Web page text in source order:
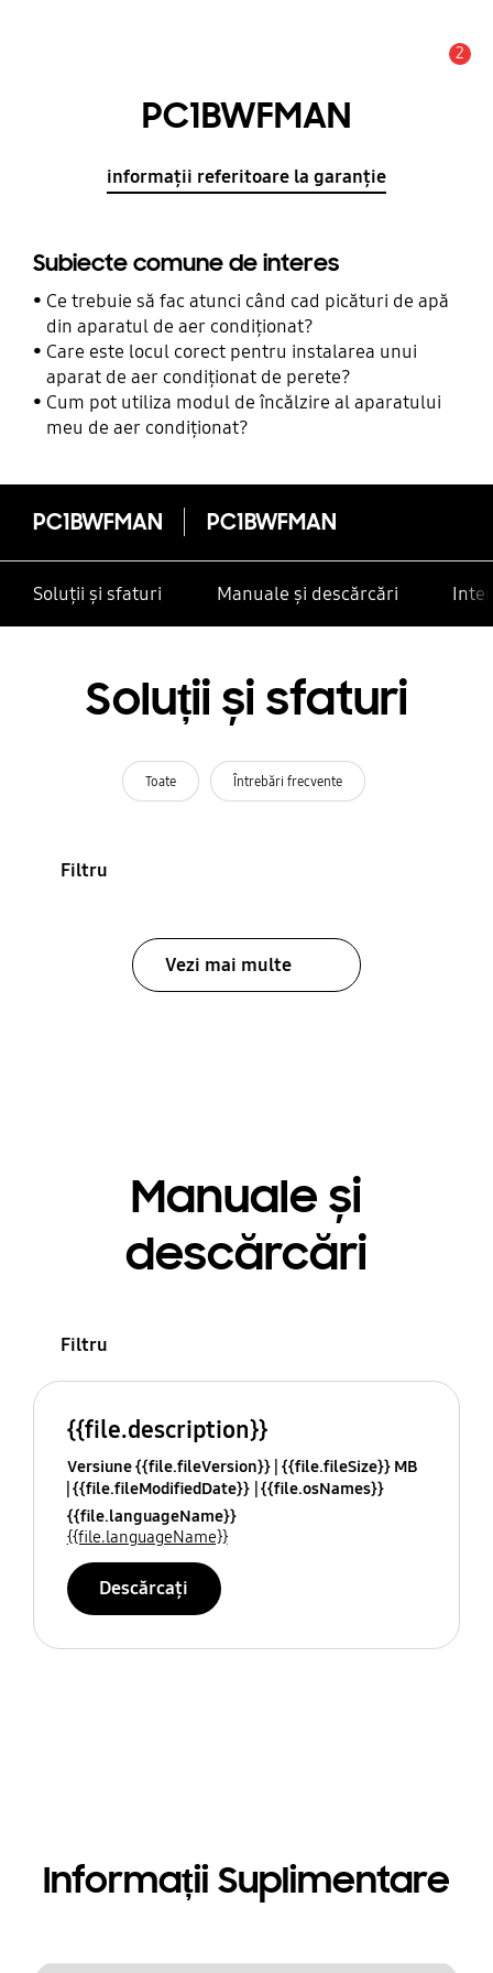
2
PC1BWFMAN
informații referitoare la garanție
Subiecte comune de interes
Ce trebuie să fac atunci când cad picături de apă
din aparatul de aer condiționat?
Care este locul corect pentru instalarea unui
aparat de aer condiționat de perete?
Cum pot utiliza modul de încălzire al aparatului
meu de aer condiționat?
PC1BWFMAN PC1BWFMAN
Soluții și sfaturi Manuale și descărcări
Soluții și sfaturi
Toate Întrebări frecvente
Filtru
Vezi mai multe
Manuale și
descărcări
Filtru
{{file.description}}
Versiune {{file.fileVersion}} {{file.fileSize}} MB
{{file.fileModifiedDate}} {{file.osNames}}
{{file.languageName}}
{{file.languageName}}
Descărcați
Informații Suplimentare